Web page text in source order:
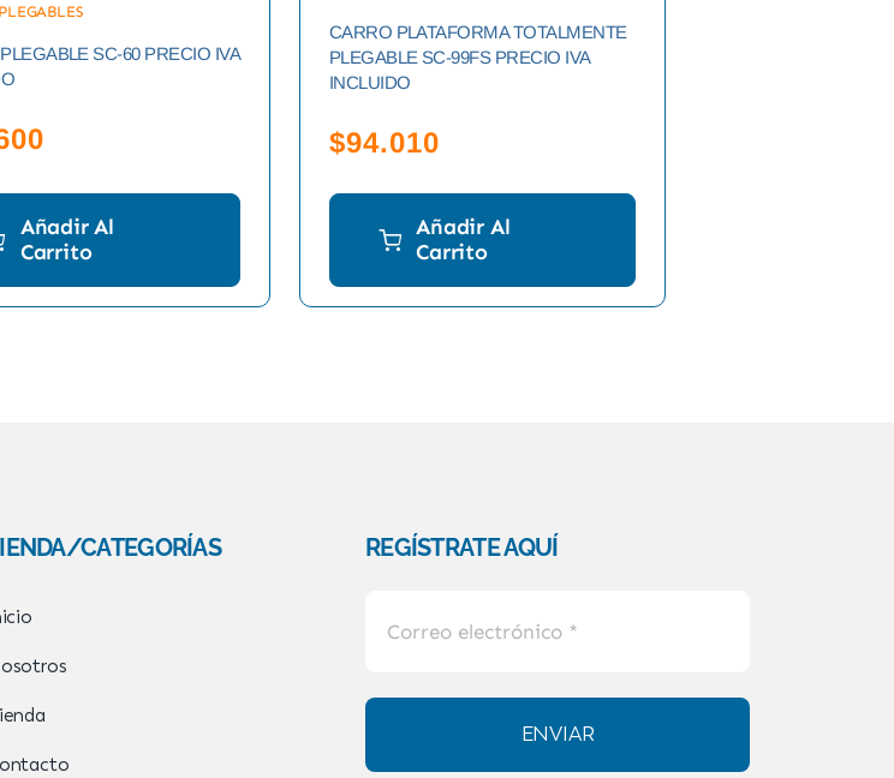
SC-60 PRECIO IVA
Añadir Al
Carrito
CARRO PLATAFORMA TOTALMENTE
PLEGABLE SC-99FS PRECIO IVA
INCLUIDO
$94.010
Añadir Al
Carrito
CATEGORÍAS REGÍSTRATE AQUÍ
ENVIAR